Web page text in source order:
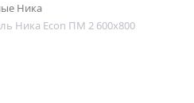
Ника
Ника Econ ПМ 2 600x800